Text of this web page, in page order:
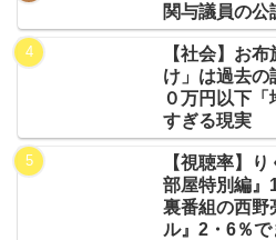
関与議員の公
【社会】お
け」は過去
０万円以下
すぎる現実
【視聴率】
部屋特別編
裏番組の西野
ル』2・6％